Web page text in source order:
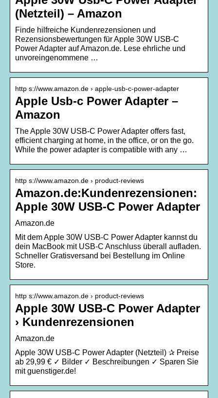
(Netzteil) – Amazon
Finde hilfreiche Kundenrezensionen und
Rezensionsbewertungen für Apple 30W USB‑C
Power Adapter auf Amazon.de. Lese ehrliche und
unvoreingenommene …
http s://www.amazon.de › apple-usb-c-power-adapter
Apple Usb-c Power Adapter –
Amazon
The Apple 30W USB‑C Power Adapter offers fast,
efficient charging at home, in the office, or on the go.
While the power adapter is compatible with any …
http s://www.amazon.de › product-reviews
Amazon.de:Kundenrezensionen:
Apple 30W USB‑C Power Adapter
Amazon.de
Mit dem Apple 30W USB‑C Power Adapter kannst du
dein MacBook mit USB‑C Anschluss überall aufladen.
Schneller Gratisversand bei Bestellung im Online
Store.
http s://www.amazon.de › product-reviews
Apple 30W USB‑C Power Adapter
› Kundenrezensionen
Amazon.de
Apple 30W USB-C Power Adapter (Netzteil) ✰ Preise
ab 29,99 € ✓ Bilder ✓ Beschreibungen ✓ Sparen Sie
mit guenstiger.de!